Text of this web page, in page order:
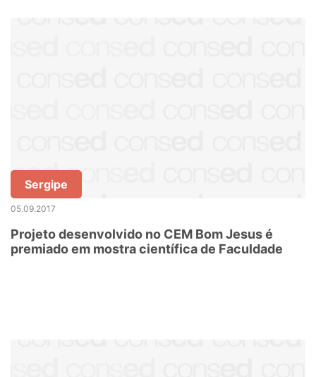
Sergipe
05.09.2017
Projeto desenvolvido no CEM Bom Jesus é
premiado em mostra científica de Faculdade